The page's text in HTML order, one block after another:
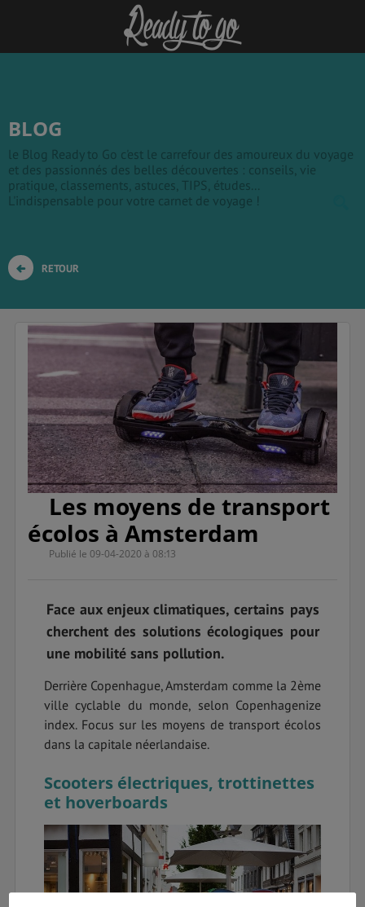
BLOG
le Blog Ready to Go c'est le carrefour des amoureux du voyage
et des passionnés des belles découvertes : conseils, vie
pratique, classements, astuces, TIPS, études...
L'indispensable pour votre carnet de voyage !
RETOUR
Les moyens de transport
écolos à Amsterdam
Publié le 09-04-2020 à 08:13
Face aux enjeux climatiques, certains pays
cherchent des solutions écologiques pour
une mobilité sans pollution.
Derrière Copenhague, Amsterdam comme la 2ème
ville cyclable du monde, selon Copenhagenize
index. Focus sur les moyens de transport écolos
dans la capitale néerlandaise.
Scooters électriques, trottinettes
et hoverboards